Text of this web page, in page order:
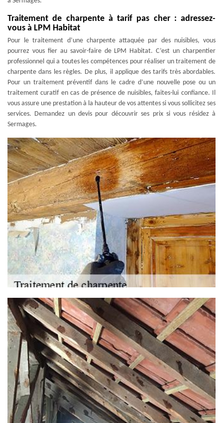
Traitement de charpente à tarif pas cher : adressez-
vous à LPM Habitat
Pour le traitement d’une charpente attaquée par des nuisibles, vous
pourrez vous fier au savoir-faire de LPM Habitat. C’est un charpentier
professionnel qui a toutes les compétences pour réaliser un traitement de
charpente dans les règles. De plus, il applique des tarifs très abordables.
Pour un traitement préventif dans le cadre d’une nouvelle pose ou un
traitement curatif en cas de présence de nuisibles, faites-lui confiance. Il
vous assure une prestation à la hauteur de vos attentes si vous sollicitez ses
services. Demandez un devis pour découvrir ses prix si vous résidez à
Sermages.